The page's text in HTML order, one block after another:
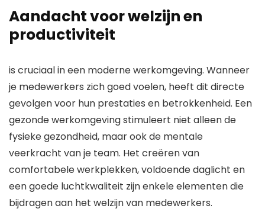
Aandacht voor welzijn en
productiviteit
is cruciaal in een moderne werkomgeving. Wanneer
je medewerkers zich goed voelen, heeft dit directe
gevolgen voor hun prestaties en betrokkenheid. Een
gezonde werkomgeving stimuleert niet alleen de
fysieke gezondheid, maar ook de mentale
veerkracht van je team. Het creëren van
comfortabele werkplekken, voldoende daglicht en
een goede luchtkwaliteit zijn enkele elementen die
bijdragen aan het welzijn van medewerkers.